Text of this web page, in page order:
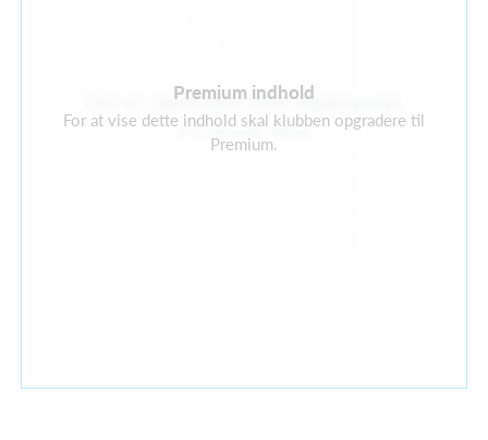
Premium indhold
For at vise dette indhold skal klubben opgradere til
Premium.
Der er i øjeblikket intet tilgængeligt
Facebook-feed